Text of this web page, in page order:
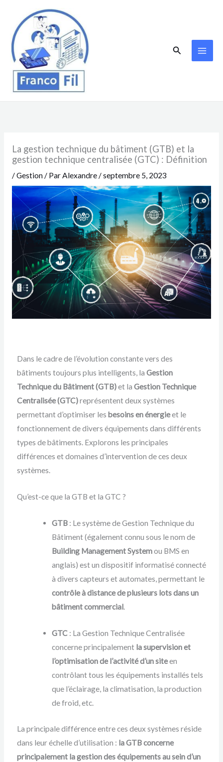
contenu
Rechercher
La gestion technique du bâtiment (GTB) et la
gestion technique centralisée (GTC) : Définition
/Gestion/ ParAlexandre/septembre 5, 2023
Dans le cadre de l’évolution constante vers des
bâtiments toujours plus intelligents, la Gestion
Technique du Bâtiment (GTB)et la Gestion Technique
Centralisée (GTC)représentent deux systèmes
permettant d’optimiser les besoins en énergieet le
fonctionnement de divers équipements dans différents
types de bâtiments. Explorons les principales
différences et domaines d’intervention de ces deux
systèmes.
Qu’est-ce que la GTB et la GTC ?
GTB: Le système de Gestion Technique du
Bâtiment (également connu sous le nom de
Building Management Systemou BMS en
anglais) est un dispositif informatisé connecté
à divers capteurs et automates, permettant le
contrôle à distance de plusieurs lots dans un
bâtiment commercial.
GTC: La Gestion Technique Centralisée
concerne principalement la supervision et
l’optimisation de l’activité d’un siteen
contrôlant tous les équipements installés tels
que l’éclairage, la climatisation, la production
de froid, etc.
La principale différence entre ces deux systèmes réside
dans leur échelle d’utilisation : la GTB concerne
principalement la gestion des équipements au sein d’un